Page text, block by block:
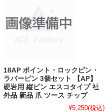
18AP ポイント・ロックピン・
ラバーピン 3個セット 【AP】
硬岩用 縦ピン エスコタイプ 社
外品 新品 爪 ツース チップ
¥5,250(税込)